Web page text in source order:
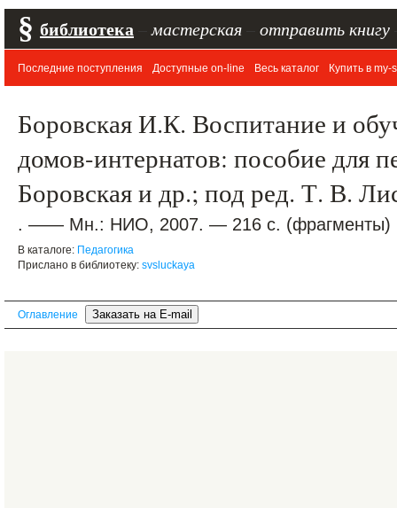
§ библиотека мастерская отправить книгу
Последние поступления Доступные on-line Весь каталог Купить в my-
Боровская И.К. Воспитание и
домов-интернатов: пособие для
Боровская и др.; под ред. Т. В.
. —— Мн.: НИО, 2007. — 216 с. (фрагменты)
В каталоге: Педагогика
Прислано в библиотеку: svsluckaya
Оглавление